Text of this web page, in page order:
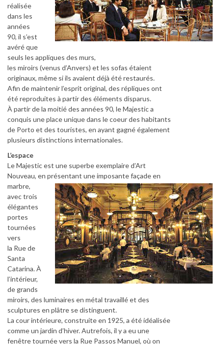
réalisée
dans les
années
90, il s’est
avéré que
seuls les appliques des murs,
les miroirs (venus d’Anvers) et les sofas étaient
originaux, même si ils avaient déjà été restaurés.
Afin de maintenir l’esprit original, des répliques ont
été reproduites à partir des éléments disparus.
À partir de la moitié des années 90, le Majestic a
conquis une place unique dans le coeur des habitants
de Porto et des touristes, en ayant gagné également
plusieurs distinctions internationales.
L’espace
Le Majestic est une superbe exemplaire d’Art
Nouveau, en présentant une imposante façade en
marbre,
avec trois
élégantes
portes
tournées
vers
la Rue de
Santa
Catarina. À
l’intérieur,
de grands
miroirs, des luminaires en métal travaillé et des
sculptures en plâtre se distinguent.
La cour intérieure, construite en 1925, a été idéalisée
comme un jardin d’hiver. Autrefois, il y a eu une
fenêtre tournée vers la Rue Passos Manuel, où on